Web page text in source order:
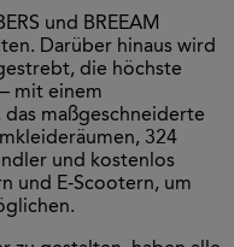
und BREEAM
Darüber hinaus wird
die höchste
mit einem
maßgeschneiderte
324
und kostenlos
und E-Scootern, um